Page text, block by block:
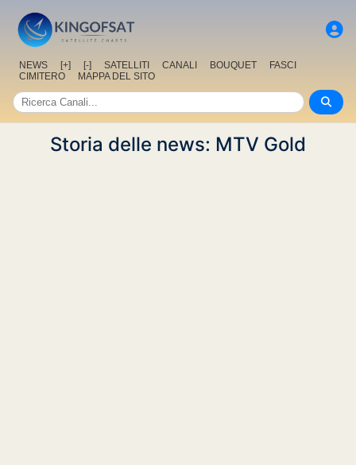
NEWS [+] [-] SATELLITI CANALI BOUQUET
FASCI
CIMITERO
MAPPA DEL SITO
Storia delle news: MTV Gold